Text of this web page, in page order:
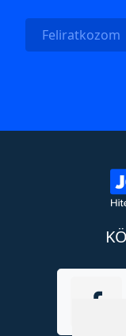
Feliratkozom